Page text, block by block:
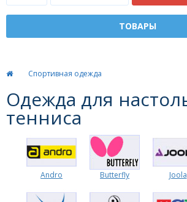
Оплата
доставка
Москва
Дилеры
Контакты
Форум
Каталог
Спортивная одежда
Одежда для
тенниса
Andro Butterfly Joola